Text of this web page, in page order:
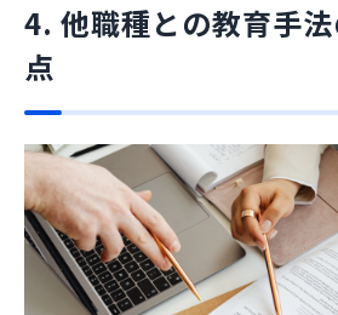
4. 他職種との教育手
点